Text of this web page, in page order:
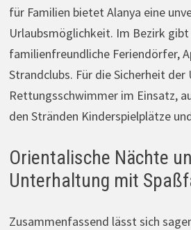
für Familien bietet Alanya eine
Urlaubsmöglichkeit. Im Bezirk gibt
familienfreundliche Feriendörfer,
Strandclubs. Für die Sicherheit
Rettungsschwimmer im Einsatz,
den Stränden Kinderspielplätze
Orientalische Nächte
Unterhaltung mit
Zusammenfassend lässt sich